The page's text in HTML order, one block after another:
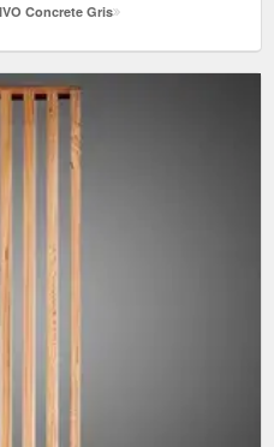
Concrete Gris